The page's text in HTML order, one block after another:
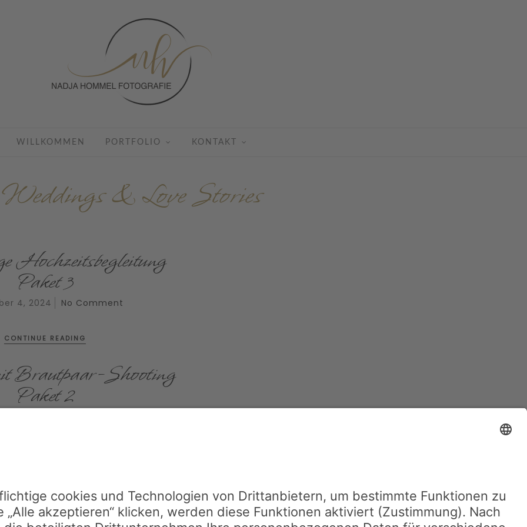
WILLKOMMEN PORTFOLIO KONTAKT
Weddings & Love Stories
Hochzeitsbegleitung
Paket 3
4, 2024 No Comment
CONTINUE READING
Brautpaar-Shooting
Paket 2
Shooting
Paket 1